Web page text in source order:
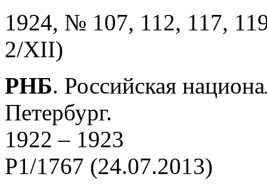
1924, № 107, 112, 117,
2/XII)
РНБ. Российская
Петербург.
1922 – 1923
Р1/1767 (24.07.2013)